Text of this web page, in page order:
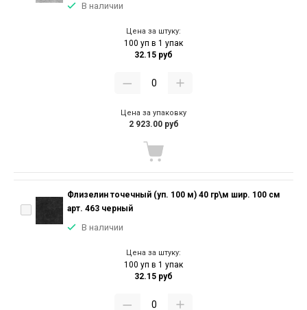
В наличии
Цена за штуку:
100 уп в 1 упак
32.15 руб
Цена за упаковку
2 923.00 руб
Флизелин точечный (уп. 100 м) 40 гр\м шир. 100 см
арт. 463 черный
В наличии
Цена за штуку:
100 уп в 1 упак
32.15 руб